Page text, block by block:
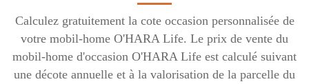
Calculez gratuitement la cote occasion personnalisée de
votre mobil-home O'HARA Life. Le prix de vente du
mobil-home d'occasion O'HARA Life est calculé suivant
une décote annuelle et à la valorisation de la parcelle du